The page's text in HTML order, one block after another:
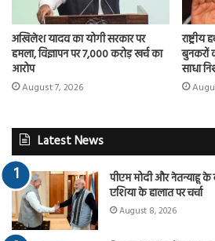
अखिलेश यादव का योगी सरकार पर
हमला, विज्ञापन पर 7,000 करोड़ खर्च का
आरोप
August 7, 2026
बुनकरों
साधा
Latest News
पीएम मोदी और नेतन्याहू के
एशिया के हालात पर चर्चा
August 8, 2026